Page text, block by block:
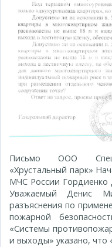
Письмо ООО
«Хрустальный парк»
МЧС России Гордиенко
Уважаемый Денис
разъяснения по
пожарной
«Системы
и выходы» указано, что